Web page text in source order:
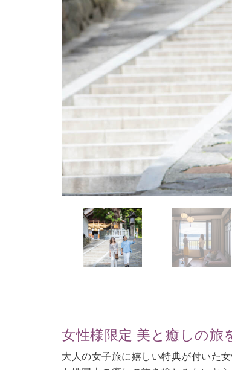
女性様限定 美と癒しの旅
大人の女子旅に嬉しい特典が付いた女